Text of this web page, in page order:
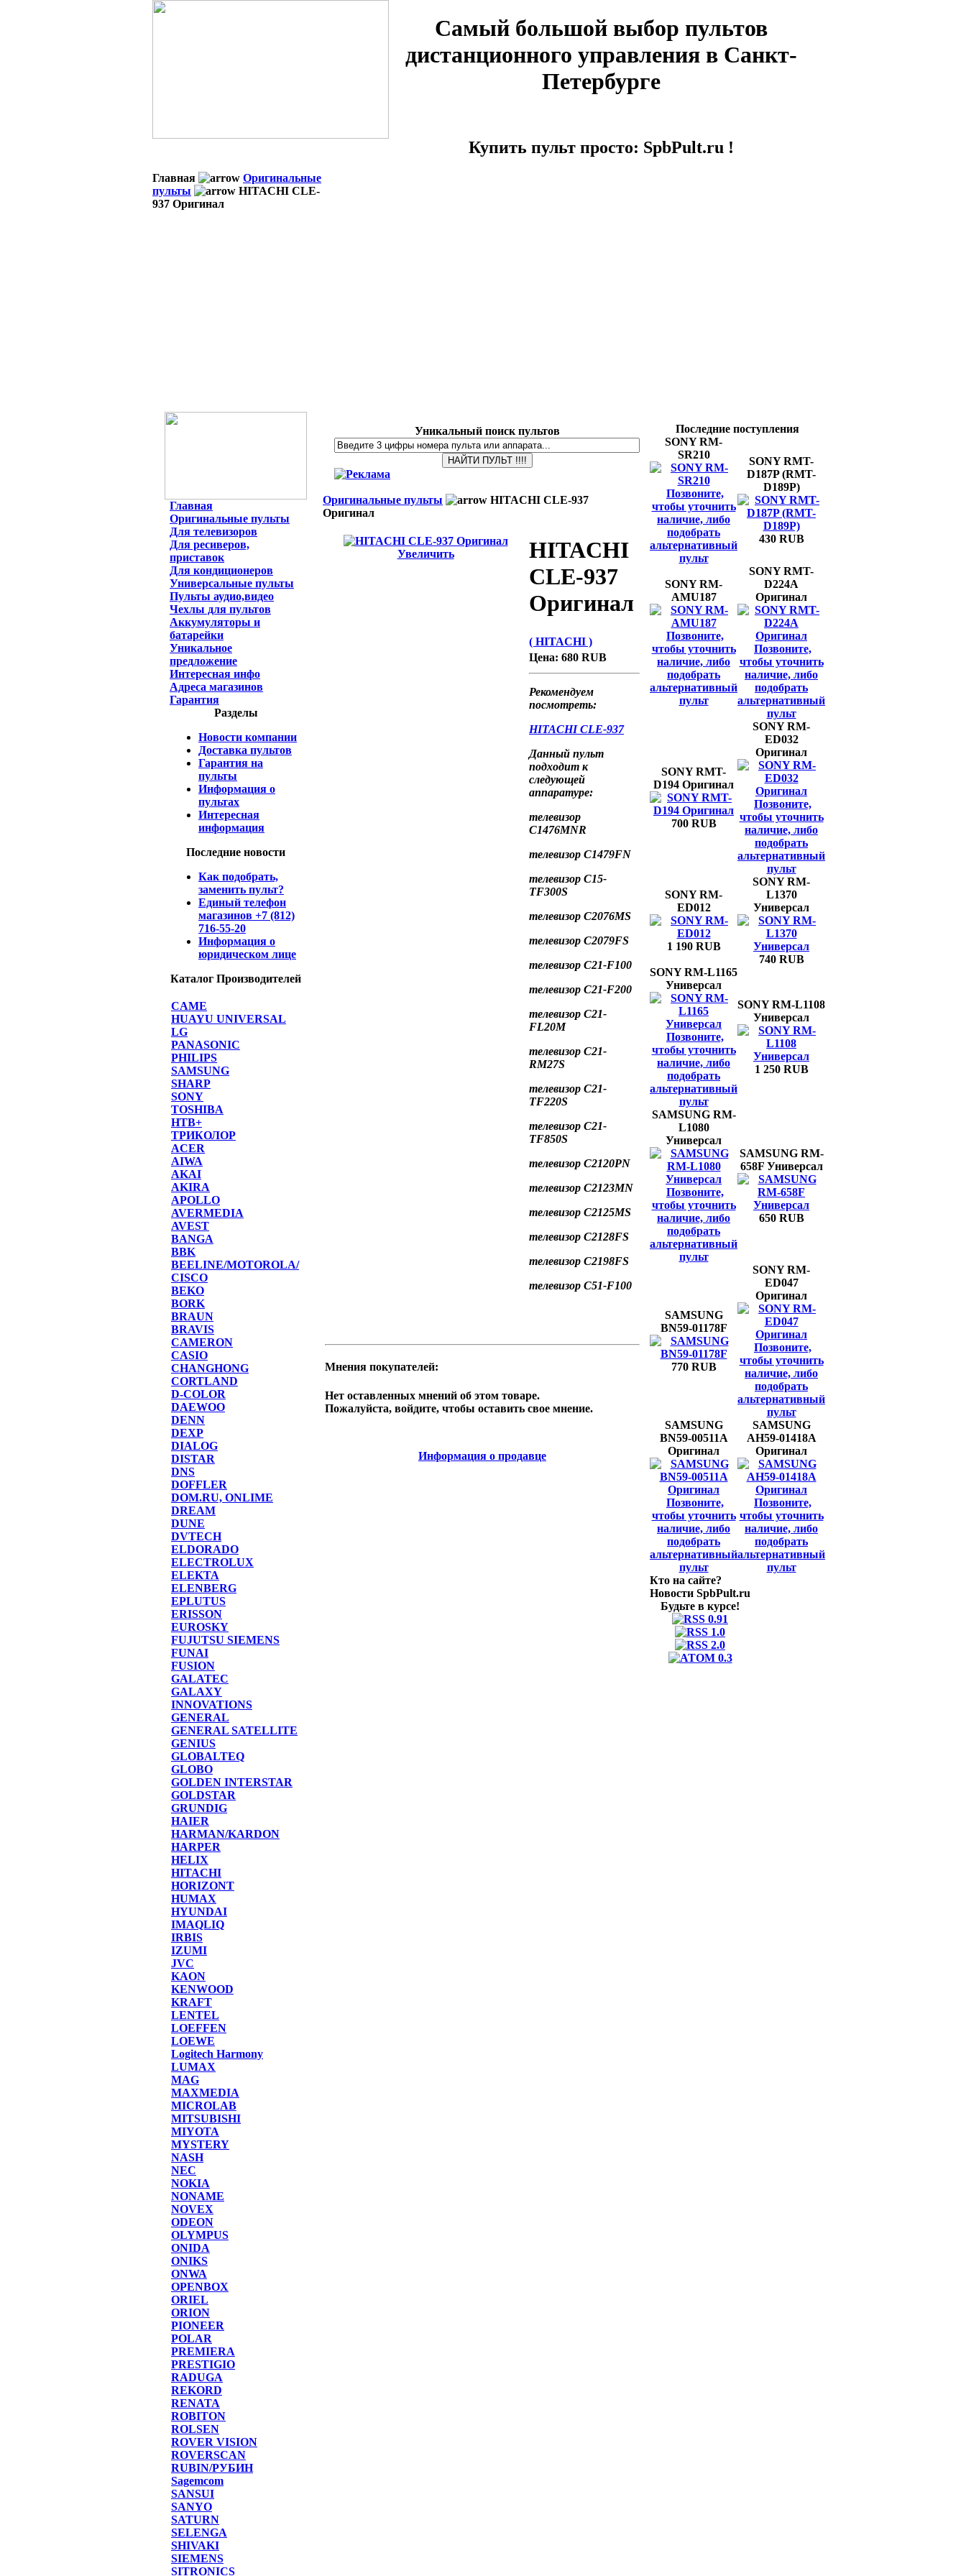
Самый большой выбор пультов
дистанционного управления в Санкт-
Петербурге
Купить пульт просто: SpbPult.ru !
Главная
Оригинальные
пульты
HITACHI CLE-
937 Оригинал
Главная
Оригинальные пульты
Для телевизоров
Для ресиверов,
приставок
Для кондиционеров
Универсальные пульты
Пульты аудио,видео
Чехлы для пультов
Аккумуляторы и
батарейки
Уникальное
предложение
Интересная инфо
Адреса магазинов
Гарантия
Разделы
Новости компании
Доставка пультов
Гарантия на
пульты
Информация о
пультах
Интересная
информация
Последние новости
Как подобрать,
заменить пульт?
Единый телефон
магазинов +7 (812)
716-55-20
Информация о
юридическом лице
Каталог Производителей
CAME
HUAYU UNIVERSAL
LG
PANASONIC
PHILIPS
SAMSUNG
SHARP
SONY
TOSHIBA
НТВ+
ТРИКОЛОР
ACER
AIWA
AKAI
AKIRA
APOLLO
AVERMEDIA
AVEST
BANGA
BBK
BEELINE/MOTOROLA/
CISCO
BEKO
BORK
BRAUN
BRAVIS
CAMERON
CASIO
CHANGHONG
CORTLAND
D-COLOR
DAEWOO
DENN
DEXP
DIALOG
DISTAR
DNS
DOFFLER
DOM.RU, ONLIME
DREAM
DUNE
DVTECH
ELDORADO
ELECTROLUX
ELEKTA
ELENBERG
EPLUTUS
ERISSON
EUROSKY
FUJUTSU SIEMENS
FUNAI
FUSION
GALATEC
GALAXY
INNOVATIONS
GENERAL
GENERAL SATELLITE
GENIUS
GLOBALTEQ
GLOBO
GOLDEN INTERSTAR
GOLDSTAR
GRUNDIG
HAIER
HARMAN/KARDON
HARPER
HELIX
HITACHI
HORIZONT
HUMAX
HYUNDAI
IMAQLIQ
IRBIS
IZUMI
JVC
KAON
KENWOOD
KRAFT
LENTEL
LOEFFEN
LOEWE
Logitech Harmony
LUMAX
MAG
MAXMEDIA
MICROLAB
MITSUBISHI
MIYOTA
MYSTERY
NASH
NEC
NOKIA
NONAME
NOVEX
ODEON
OLYMPUS
ONIDA
ONIKS
ONWA
OPENBOX
ORIEL
ORION
PIONEER
POLAR
PREMIERA
PRESTIGIO
RADUGA
REKORD
RENATA
ROBITON
ROLSEN
ROVER VISION
ROVERSCAN
RUBIN/РУБИН
Sagemcom
SANSUI
SANYO
SATURN
SELENGA
SHIVAKI
SIEMENS
SITRONICS
Уникальный поиск пультов
Оригинальные пульты
HITACHI CLE-937
Оригинал
Увеличить
HITACHI
CLE-937
Оригинал
( HITACHI )
Цена: 680 RUB
Рекомендуем
посмотреть:
HITACHI CLE-937
Данный пульт
подходит к
следующей
аппаратуре:
телевизор
C1476MNR
телевизор C1479FN
телевизор C15-
TF300S
телевизор C2076MS
телевизор C2079FS
телевизор C21-F100
телевизор C21-F200
телевизор C21-
FL20M
телевизор C21-
RM27S
телевизор C21-
TF220S
телевизор C21-
TF850S
телевизор C2120PN
телевизор C2123MN
телевизор C2125MS
телевизор C2128FS
телевизор C2198FS
телевизор C51-F100
Мнения покупателей:
Нет оставленных мнений об этом товаре.
Пожалуйста, войдите, чтобы оставить свое мнение.
Информация о продавце
Последние поступления
SONY RM-
SR210
Позвоните,
чтобы уточнить
наличие, либо
подобрать
альтернативный
пульт
SONY RMT-
D187P (RMT-
D189P)
430 RUB
SONY RM-
AMU187
Позвоните,
чтобы уточнить
наличие, либо
подобрать
альтернативный
пульт
SONY RMT-
D224A
Оригинал
Позвоните,
чтобы уточнить
наличие, либо
подобрать
альтернативный
пульт
SONY RMT-
D194 Оригинал
700 RUB
SONY RM-
ED032
Оригинал
Позвоните,
чтобы уточнить
наличие, либо
подобрать
альтернативный
пульт
SONY RM-
ED012
1 190 RUB
SONY RM-
L1370
Универсал
740 RUB
SONY RM-L1165
Универсал
Позвоните,
чтобы уточнить
наличие, либо
подобрать
альтернативный
пульт
SONY RM-L1108
Универсал
1 250 RUB
SAMSUNG RM-
L1080
Универсал
Позвоните,
чтобы уточнить
наличие, либо
подобрать
альтернативный
пульт
SAMSUNG RM-
658F Универсал
650 RUB
SAMSUNG
BN59-01178F
770 RUB
SONY RM-
ED047
Оригинал
Позвоните,
чтобы уточнить
наличие, либо
подобрать
альтернативный
пульт
SAMSUNG
BN59-00511A
Оригинал
Позвоните,
чтобы уточнить
наличие, либо
подобрать
альтернативный
пульт
SAMSUNG
AH59-01418A
Оригинал
Позвоните,
чтобы уточнить
наличие, либо
подобрать
альтернативный
пульт
Кто на сайте?
Новости SpbPult.ru
Будьте в курсе!